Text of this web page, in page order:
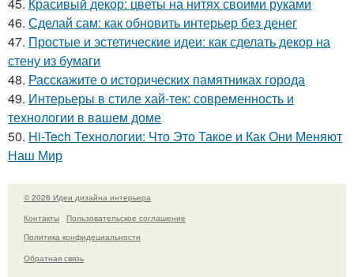
46. Сделай сам: как обновить интерьер без денег
47. Простые и эстетические идеи: как сделать декор на
стену из бумаги
48. Расскажите о исторических памятниках города
49. Интерьеры в стиле хай-тек: современность и
технологии в вашем доме
50. Hi-Tech Технологии: Что Это Такое и Как Они Меняют
Наш Мир
© 2026 Идеи дизайна интерьера
Контакты
Пользовательское соглашение
Политика конфидециальности
Обратная связь